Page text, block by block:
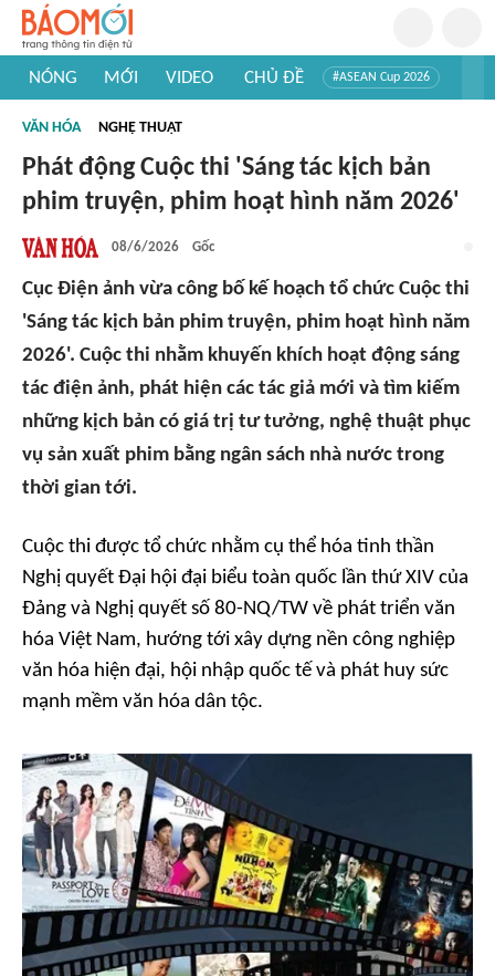
NÓNG MỚI VIDEO CHỦ ĐỀ #ASEAN Cup 2026
#Khám phá thế giới
VĂN HÓA NGHỆ THUẬT
Phát động Cuộc thi 'Sáng tác kịch bản
phim truyện, phim hoạt hình năm 2026'
08/6/2026 Gốc
Cục Điện ảnh vừa công bố kế hoạch tổ chức Cuộc thi
'Sáng tác kịch bản phim truyện, phim hoạt hình năm
2026'. Cuộc thi nhằm khuyến khích hoạt động sáng
tác điện ảnh, phát hiện các tác giả mới và tìm kiếm
những kịch bản có giá trị tư tưởng, nghệ thuật phục
vụ sản xuất phim bằng ngân sách nhà nước trong
thời gian tới.
Cuộc thi được tổ chức nhằm cụ thể hóa tinh thần
Nghị quyết Đại hội đại biểu toàn quốc lần thứ XIV của
Đảng và Nghị quyết số 80-NQ/TW về phát triển văn
hóa Việt Nam, hướng tới xây dựng nền công nghiệp
văn hóa hiện đại, hội nhập quốc tế và phát huy sức
mạnh mềm văn hóa dân tộc.